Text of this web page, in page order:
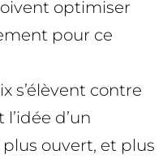
optimiser
pour ce
s’élèvent contre
d’un
ouvert, et plus